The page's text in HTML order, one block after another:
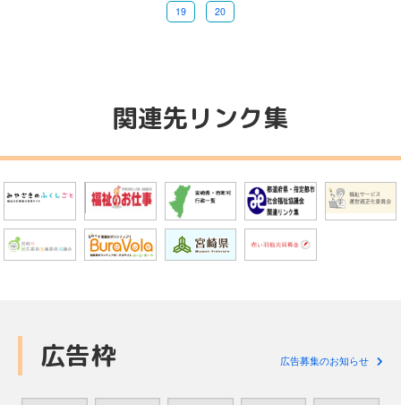
19 20
関連先リンク集
広告枠 広告募集のお知らせ